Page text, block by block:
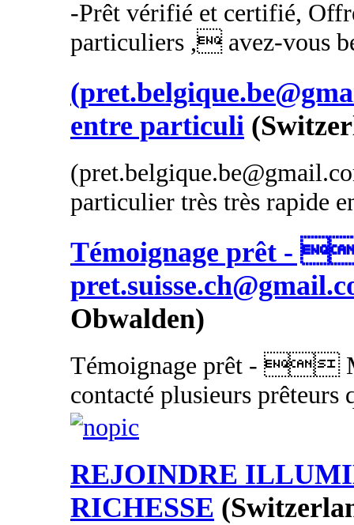
-Prêt vérifié et certifié,
particuliers , avez-vous
entre particuli
particulier très très rapide
Témoignage prêt -
Obwalden)
Témoignage prêt - 
contacté plusieurs prêteurs
REJOINDRE
RICHESSE